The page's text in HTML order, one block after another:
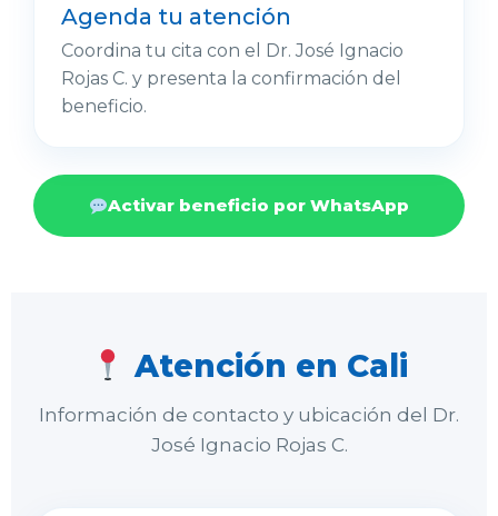
Agenda tu atención
Coordina tu cita con el Dr. José Ignacio
Rojas C. y presenta la confirmación del
beneficio.
Activar beneficio por WhatsApp
Atención en Cali
Información de contacto y ubicación del Dr.
José Ignacio Rojas C.